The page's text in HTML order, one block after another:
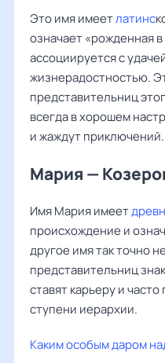
Это имя имеетлатинс
означает «рожденная
ассоциируется с
жизнерадостностью.
представительниц
всегда в хорошем
и жаждут приключений.
Мария —
Имя Мария имеет
происхождение и
другое имя так точно
представительниц
ставят карьеру и
ступени иерархии.
Каким особым даром